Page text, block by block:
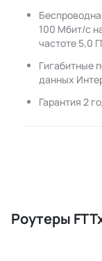
100 Мбит/с
частоте 5,0
Гигабитные
данных
Гарантия 2
Роутеры